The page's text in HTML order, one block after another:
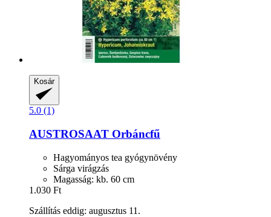
Kosár
5.0 (1)
AUSTROSAAT Orbáncfű
Hagyományos tea gyógynövény
Sárga virágzás
Magasság: kb. 60 cm
1.030 Ft
Szállítás eddig: augusztus 11.